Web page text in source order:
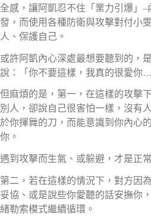
全感，讓阿凱忍不住「業力引爆」
發，而使用各種防衛與攻擊對付小
人、保護自己。
或許阿凱內心深處最想要聽到的，
說：「你不要這樣，我真的很愛你
但麻煩的是，第一，在這樣的攻擊
別人，卻說自己很害怕一樣，沒有
於你揮舞的刀，而能意識到你內心
你。
遇到攻擊而生氣、或躲避，才是正
第二，若在這樣的情況下，對方因
妥協、或是說些你愛聽的話安撫你
緒勒索模式繼續循環。